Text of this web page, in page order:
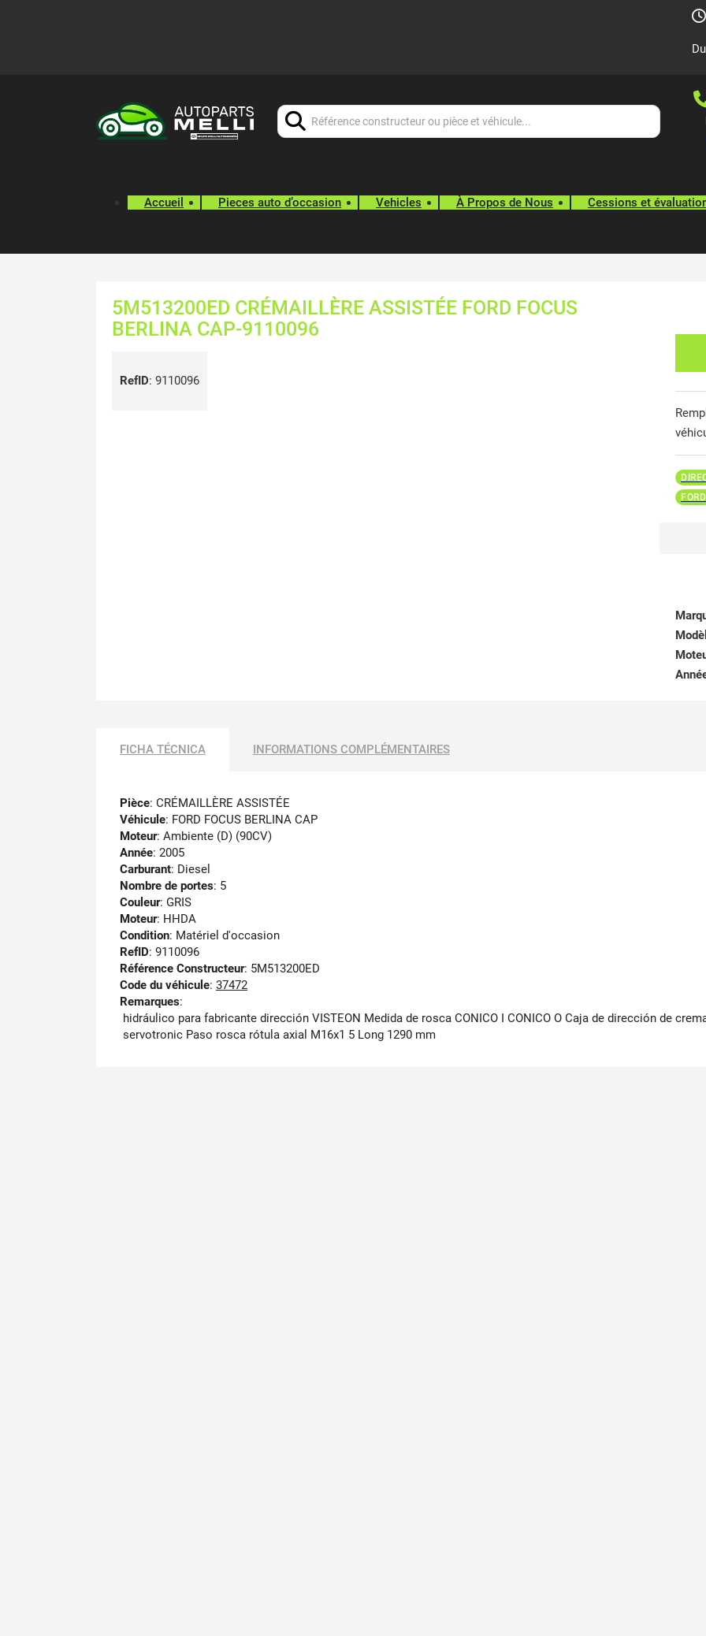
Accueil Pieces auto d’occasion Vehicles À Propos de Nous Cessions et
5M513200ED CRÉMAILLÈRE ASSISTÉE FORD FOCUS
BERLINA CAP-9110096
RefID: 9110096
FICHA TÉCNICA INFORMATIONS COMPLÉMENTAIRES
Pièce: CRÉMAILLÈRE ASSISTÉE
Véhicule: FORD FOCUS BERLINA CAP
Moteur: Ambiente (D) (90CV)
Année: 2005
Carburant: Diesel
Nombre de portes: 5
Couleur: GRIS
Moteur: HHDA
Condition: Matériel d'occasion
RefID: 9110096
Référence Constructeur: 5M513200ED
Code du véhicule: 37472
Remarques:
hidráulico para fabricante dirección VISTEON Medida de rosca CONICO I CONICO O Caja de dirección de
servotronic Paso rosca rótula axial M16x1 5 Long 1290 mm